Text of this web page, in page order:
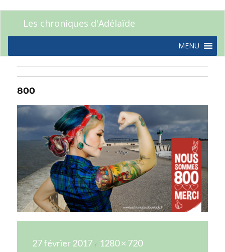
Les chroniques d'Adélaïde
MENU
800
le27 février 2017
réelle
1280 × 720